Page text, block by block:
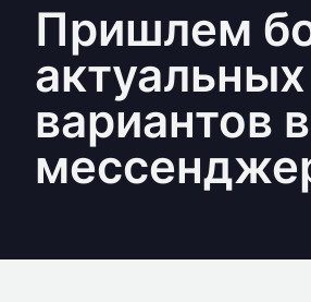
Пришлем
актуальных
вариантов в